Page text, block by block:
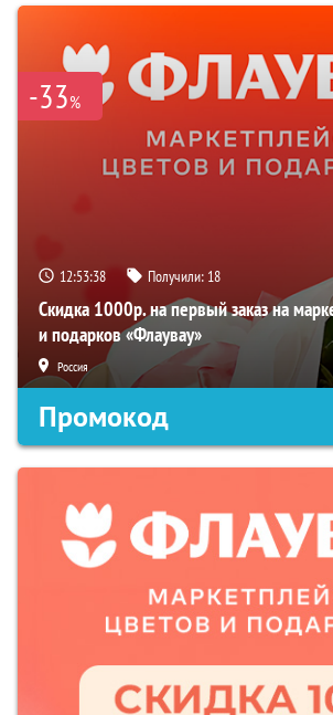
-33%
12:53:37 Получили: 18
Скидка 1000р. на первый заказ на
и подарков «Флаувау»
Россия
Промокод